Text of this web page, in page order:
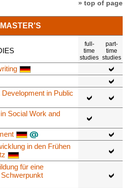
» top of page
MASTER'S
full-
time
studies
part-
time
studies
in Public
Social Work and
in den Frühen
für eine